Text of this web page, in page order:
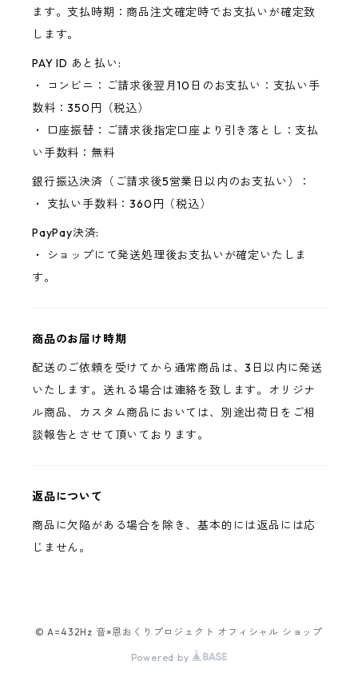
ます。支払時期：商品注文確定時でお支払いが確定致
します。
PAY ID あと払い:
・ コンビニ：ご請求後翌月10日のお支払い：支払い手
数料：350円（税込）
・ 口座振替：ご請求後指定口座より引き落とし：支払
い手数料：無料
銀行振込決済（ご請求後5営業日以内のお支払い）：
・ 支払い手数料：360円（税込）
PayPay決済:
・ ショップにて発送処理後お支払いが確定いたしま
す。
商品のお届け時期
配送のご依頼を受けてから通常商品は、3日以内に発送
いたします。送れる場合は連絡を致します。オリジナ
ル商品、カスタム商品においては、別途出荷日をご相
談報告とさせて頂いております。
返品について
商品に欠陥がある場合を除き、基本的には返品には応
じません。
© A=432Hz 音×恩おくりプロジェクト オフィシャル ショップ
Powered by